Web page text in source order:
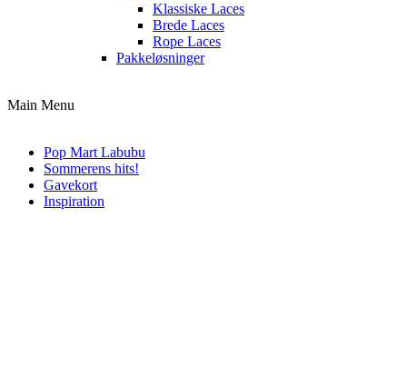
Klassiske Laces
Brede Laces
Rope Laces
Pakkeløsninger
Main Menu
Pop Mart Labubu
Sommerens hits!
Gavekort
Inspiration